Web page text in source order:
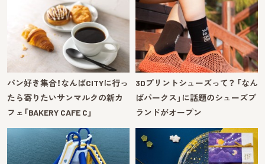
パン好き集合！なんばCITYに行っ
たら寄りたいサンマルクの新カ
フェ「BAKERY CAFE C」
3Dプリントシューズって？ 「なん
ばパークス」に話題のシューズブ
ランドがオープン